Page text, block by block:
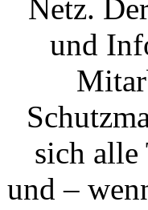
Netz.
und
sich alle
und –